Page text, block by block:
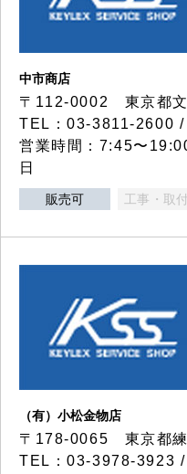
中市商店
〒112-0002 東京都
TEL：03-3811-2600
営業時間：7:45〜
日
販売可 工事・取
（有）小松金物店
〒178-0065 東京都
TEL：03-3978-3923